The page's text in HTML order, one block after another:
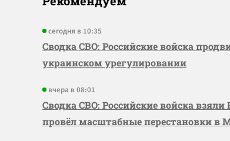
сегодня в 10:35
Сводка СВО: Российские войска
украинском урегулировании
вчера в 08:01
Сводка СВО: Российские войска
провёл масштабные перестановки в